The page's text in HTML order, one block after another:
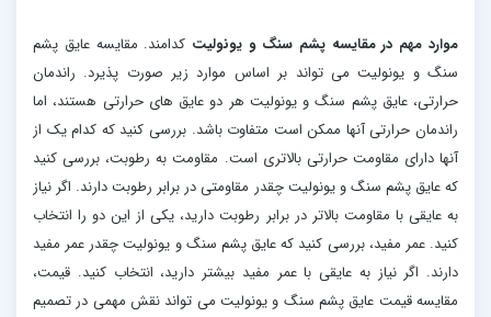
موارد مهم در مقایسه پشم سنگ و یونولیت کدامند. مقایسه عایق پشم
سنگ و یونولیت می تواند بر اساس موارد زیر صورت پذیرد. راندمان
حرارتی، عایق پشم سنگ و یونولیت هر دو عایق های حرارتی هستند، اما
راندمان حرارتی آنها ممکن است متفاوت باشد. بررسی کنید که کدام یک از
آنها دارای مقاومت حرارتی بالاتری است. مقاومت به رطوبت، بررسی کنید
که عایق پشم سنگ و یونولیت چقدر مقاومتی در برابر رطوبت دارند. اگر نیاز
به عایقی با مقاومت بالاتر در برابر رطوبت دارید، یکی از این دو را انتخاب
کنید. عمر مفید، بررسی کنید که عایق پشم سنگ و یونولیت چقدر عمر مفید
دارند. اگر نیاز به عایقی با عمر مفید بیشتر دارید، انتخاب کنید. قیمت،
مقایسه قیمت عایق پشم سنگ و یونولیت می تواند نقش مهمی در تصمیم